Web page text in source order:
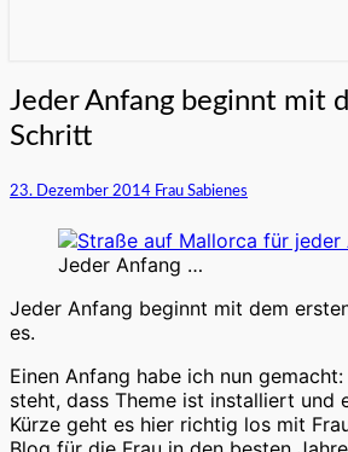
Jeder
Anfang
beginnt
dem
Schritt
Jeder Anfang beginnt mit
Schritt
23. Dezember 2014 Frau Sabienes
Jeder Anfang …
Jeder Anfang beginnt mit dem
es.
Einen Anfang habe ich nun
steht, dass Theme ist installiert und
Kürze geht es hier richtig los mit